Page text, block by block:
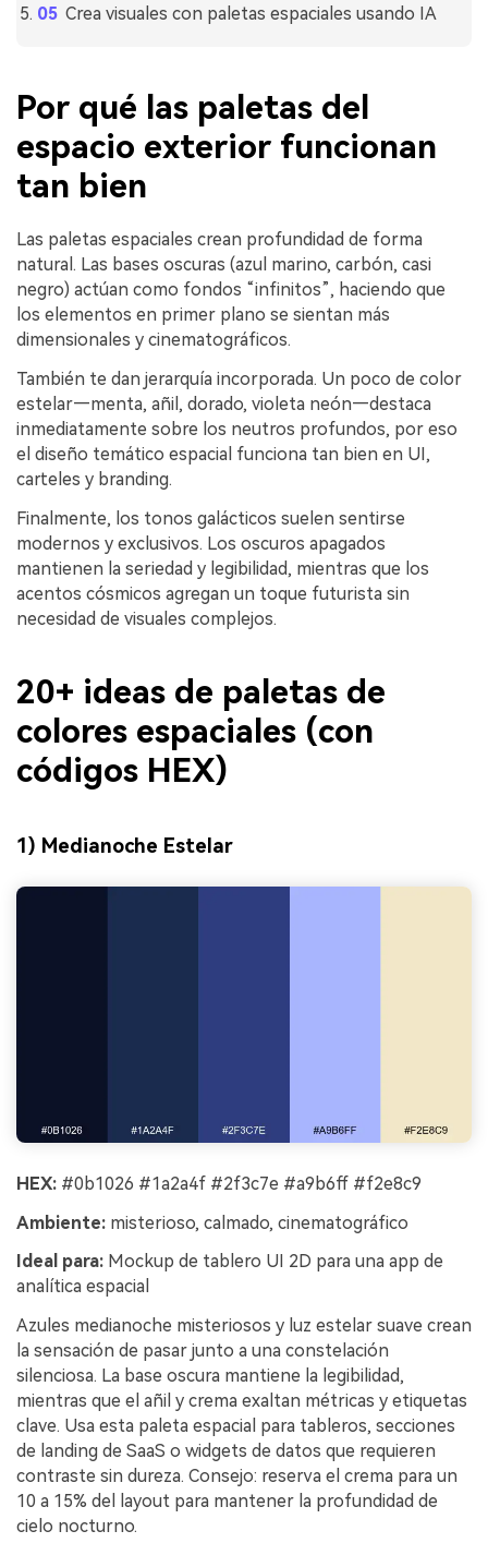
Crea visuales con paletas espaciales usando IA
Por qué las paletas del
espacio exterior funcionan
tan bien
Las paletas espaciales crean profundidad de forma
natural. Las bases oscuras (azul marino, carbón, casi
negro) actúan como fondos “infinitos”, haciendo que
los elementos en primer plano se sientan más
dimensionales y cinematográficos.
También te dan jerarquía incorporada. Un poco de color
estelar—menta, añil, dorado, violeta neón—destaca
inmediatamente sobre los neutros profundos, por eso
el diseño temático espacial funciona tan bien en UI,
carteles y branding.
Finalmente, los tonos galácticos suelen sentirse
modernos y exclusivos. Los oscuros apagados
mantienen la seriedad y legibilidad, mientras que los
acentos cósmicos agregan un toque futurista sin
necesidad de visuales complejos.
20+ ideas de paletas de
colores espaciales (con
códigos HEX)
1) Medianoche Estelar
HEX: #0b1026 #1a2a4f #2f3c7e #a9b6ff #f2e8c9
Ambiente: misterioso, calmado, cinematográfico
Ideal para: Mockup de tablero UI 2D para una app de
analítica espacial
Azules medianoche misteriosos y luz estelar suave crean
la sensación de pasar junto a una constelación
silenciosa. La base oscura mantiene la legibilidad,
mientras que el añil y crema exaltan métricas y etiquetas
clave. Usa esta paleta espacial para tableros, secciones
de landing de SaaS o widgets de datos que requieren
contraste sin dureza. Consejo: reserva el crema para un
10 a 15% del layout para mantener la profundidad de
cielo nocturno.